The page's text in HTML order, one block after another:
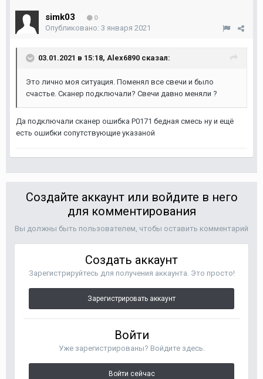
simk03 0
Опубликовано: 3 января 2021
03.01.2021 в 15:18, Аlex6890 сказал:
Это лично моя ситуация. Поменял все свечи и было
счастье. Сканер подключали? Свечи давно меняли ?
Да подключали сканер ошибка P0171 бедная смесь ну и ещё
есть ошибки сопутствующие указаной
Создайте аккаунт или войдите в него
для комментирования
Вы должны быть пользователем, чтобы оставить комментарий
Создать аккаунт
Зарегистрируйтесь для получения аккаунта. Это просто!
Зарегистрировать аккаунт
Войти
Уже зарегистрированы? Войдите здесь.
Войти сейчас